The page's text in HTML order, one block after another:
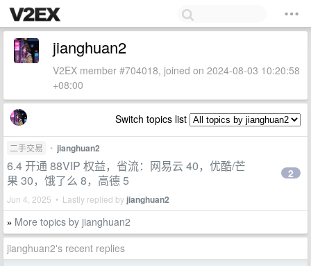
jianghuan2
V2EX member #704018, joined on 2024-08-03 10:20:58
+08:00
Switch topics list
二手交易 • jianghuan2
6.4 开通 88VIP 权益，省流：网易云 40，优酷/芒
果 30，饿了么 8，高德 5
Jun 4, 2025 • Lastly replied by jianghuan2
2
» More topics by jianghuan2
jianghuan2's recent replies